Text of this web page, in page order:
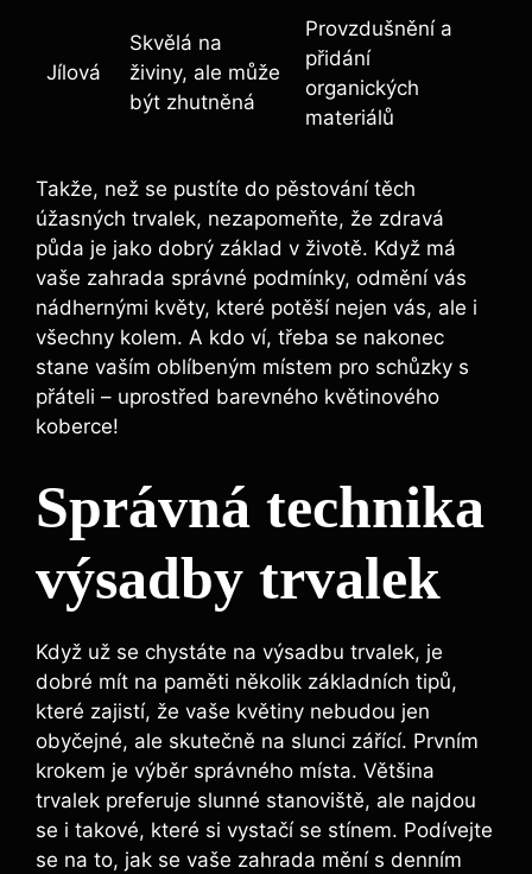
Jílová
Skvělá na
živiny, ale může
být zhutněná
Provzdušnění a
přidání
organických
materiálů
Takže, než se pustíte do pěstování těch
úžasných trvalek, nezapomeňte, že zdravá
půda je jako dobrý základ v životě. Když má
vaše zahrada správné podmínky, odmění vás
nádhernými květy, které potěší nejen vás, ale i
všechny kolem. A kdo ví, třeba se nakonec
stane vaším oblíbeným místem pro schůzky s
přáteli – uprostřed barevného květinového
koberce!
Správná technika
výsadby trvalek
Když už se chystáte na výsadbu trvalek, je
dobré mít na paměti několik základních tipů,
které zajistí, že vaše květiny nebudou jen
obyčejné, ale skutečně na slunci zářící. Prvním
krokem je výběr správného místa. Většina
trvalek preferuje slunné stanoviště, ale najdou
se i takové, které si vystačí se stínem. Podívejte
se na to, jak se vaše zahrada mění s denním